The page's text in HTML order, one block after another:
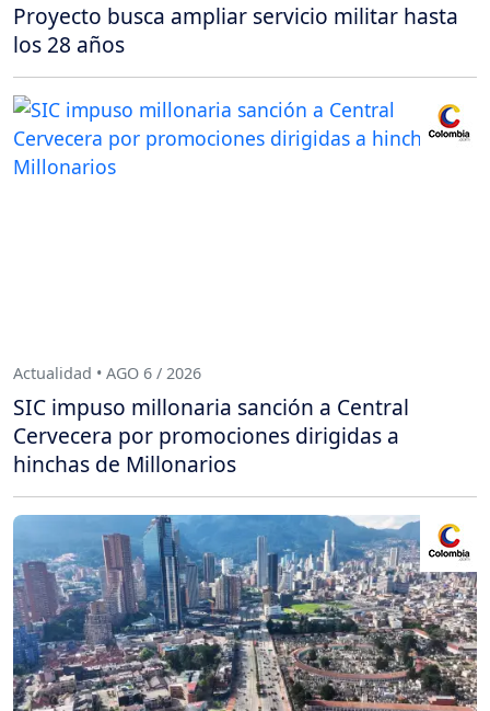
Proyecto busca ampliar servicio militar hasta
los 28 años
Actualidad • AGO 6 / 2026
SIC impuso millonaria sanción a Central
Cervecera por promociones dirigidas a
hinchas de Millonarios